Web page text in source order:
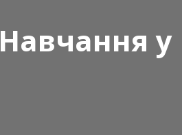
Навчання у